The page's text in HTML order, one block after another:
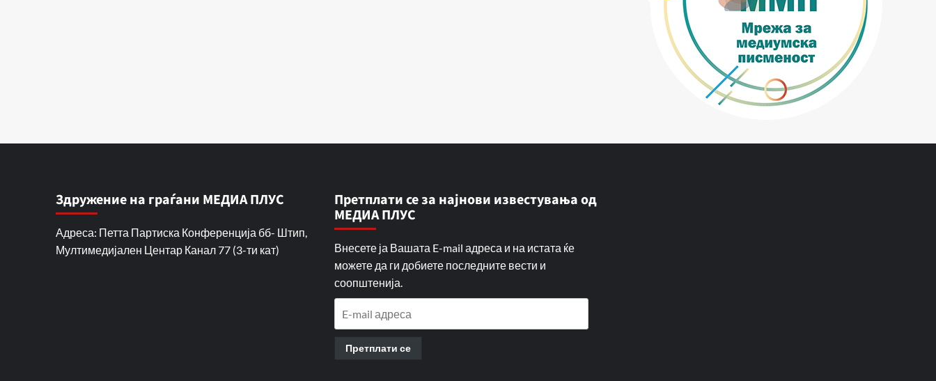
Здружение на граѓани МЕДИА ПЛУС
Адреса: Петта Партиска Конференција бб- Штип,
Мултимедијален Центар Канал 77 (3-ти кат)
Претплати се за најнови известувања од
МЕДИА ПЛУС
Внесете ја Вашата E-mail адреса и на истата ќе
можете да ги добиете последните вести и
соопштенија.
Претплати се